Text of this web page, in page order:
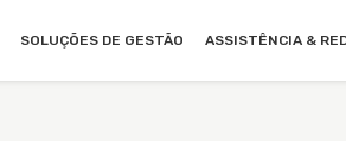
SOLUÇÕES DE GESTÃO ASSISTÊNCIA &